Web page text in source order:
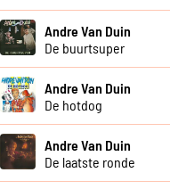
Andre Van Duin
De buurtsuper
Andre Van Duin
De hotdog
Andre Van Duin
De laatste ronde